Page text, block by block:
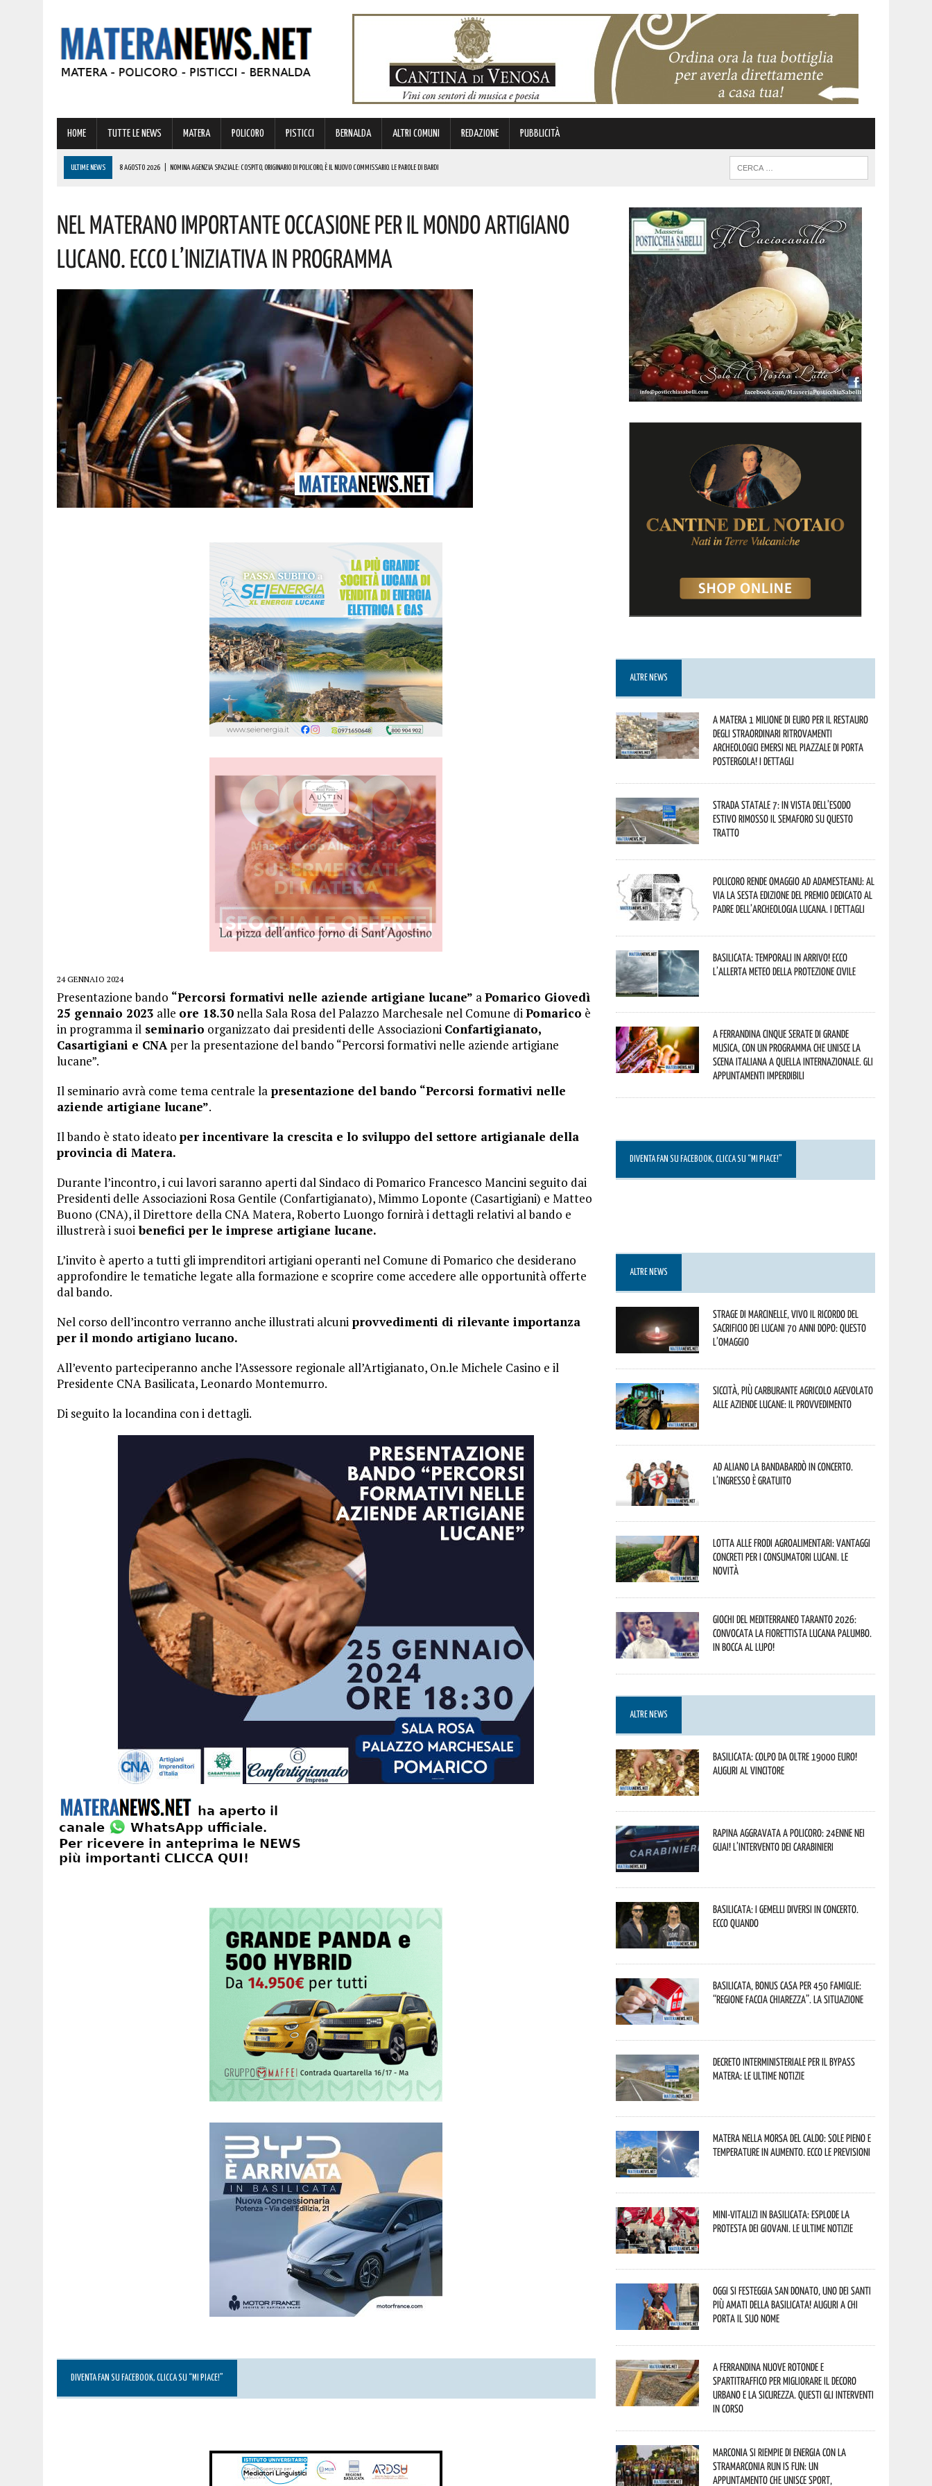
HOME TUTTE LE NEWS MATERA POLICORO PISTICCI BERNALDA ALTRI COMUNI REDAZIONE PUBBLICITÀ
ULTIME NEWS 8 AGOSTO 2026 NOMINA AGENZIA SPAZIALE: COSPITO, ORIGINARIO DI POLICORO, È IL NUOVO COMMISSARIO. LE PAROLE DI BARDI
7 AGOSTO 2026 BENZINA ANNACQUATA E GASOLIO SPORCO, UN IMPIANTO SU CINQUE NON È IN REGOLA: “IL PROBLEMA RIGUARDA L’INTERO TERRITORIO NAZIONALE”! I DETTAGLI
8 AGOSTO 2026 BASILICATA: CLEMENTINO PRONTO A PORTARE SUL PALCO L’ENERGIA DI “GRANDE ANIMA”. IL CONCERTO AD INGRESSO GRATUITO
Nel Materano Importante Occasione Per Il Mondo Artigiano
Lucano. Ecco L’iniziativa In Programma
24 GENNAIO 2024
Presentazione bando “Percorsi formativi nelle aziende artigiane lucane” aPomarico Giovedì
25 gennaio 2023 alle ore 18.30 nella Sala Rosa del Palazzo Marchesale nel Comune diPomarico è
in programma il seminario organizzato dai presidenti delle Associazioni Confartigianato,
Casartigiani e CNAper la presentazione del bando “Percorsi formativi nelle aziende artigiane
lucane”.
Il seminario avrà come tema centrale la presentazione del bando “Percorsi formativi nelle
aziende artigiane lucane”.
Il bando è stato ideato per incentivare la crescita e lo sviluppo del settore artigianale della
provincia di Matera.
Durante l’incontro, i cui lavori saranno aperti dal Sindaco di Pomarico Francesco Mancini seguito dai
Presidenti delle Associazioni Rosa Gentile (Confartigianato), Mimmo Loponte (Casartigiani) e Matteo
Buono (CNA), il Direttore della CNA Matera, Roberto Luongo fornirà i dettagli relativi al bando e
illustrerà i suoibenefici per le imprese artigiane lucane.
L’invito è aperto a tutti gli imprenditori artigiani operanti nel Comune di Pomarico che desiderano
approfondire le tematiche legate alla formazione e scoprire come accedere alle opportunità offerte
dal bando.
Nel corso dell’incontro verranno anche illustrati alcuni provvedimenti di rilevante importanza
per il mondo artigiano lucano.
All’evento parteciperanno anche l’Assessore regionale all’Artigianato, On.le Michele Casino e il
Presidente CNA Basilicata, Leonardo Montemurro.
Di seguito la locandina con i dettagli.
DIVENTA FAN SU FACEBOOK, CLICCA SU “MI PIACE!”
ALTRE NEWS
A Matera 1 milione di euro per il restauro
degli straordinari ritrovamenti
archeologici emersi nel piazzale di Porta
Postergola! I dettagli
Strada statale 7: in vista dell’esodo
estivo rimosso il semaforo su questo
tratto
Policoro rende omaggio ad Adamesteanu: al
via la sesta edizione del Premio dedicato al
padre dell’archeologia lucana. I dettagli
Basilicata: temporali in arrivo! Ecco
l’allerta meteo della Protezione civile
A Ferrandina cinque serate di grande
musica, con un programma che unisce la
scena italiana a quella internazionale. Gli
appuntamenti imperdibili
DIVENTA FAN SU FACEBOOK, CLICCA SU “MI PIACE!”
ALTRE NEWS
Strage di Marcinelle, vivo il ricordo del
sacrificio dei lucani 70 anni dopo: questo
l’omaggio
Siccità, più carburante agricolo agevolato
alle aziende lucane: il provvedimento
Ad Aliano la Bandabardò in concerto.
L’ingresso è gratuito
Lotta alle frodi agroalimentari: vantaggi
concreti per i consumatori lucani. Le
novità
Giochi del Mediterraneo Taranto 2026:
convocata la fiorettista lucana Palumbo.
In bocca al lupo!
ALTRE NEWS
Basilicata: colpo da oltre 19000 Euro!
Auguri al vincitore
Rapina aggravata a Policoro: 24enne nei
guai! L’intervento dei Carabinieri
Basilicata: i Gemelli DiVersi in concerto.
Ecco quando
Basilicata, Bonus casa per 450 famiglie:
“Regione faccia chiarezza”. La situazione
Decreto interministeriale per il Bypass
Matera: le ultime notizie
Matera nella morsa del caldo: sole pieno e
temperature in aumento. Ecco le previsioni
Mini-vitalizi in Basilicata: esplode la
protesta dei giovani. Le ultime notizie
Oggi si festeggia San Donato, uno dei Santi
più amati della Basilicata! Auguri a chi
porta il suo nome
A Ferrandina nuove rotonde e
spartitraffico per migliorare il decoro
urbano e la sicurezza. Questi gli interventi
in corso
Marconia si riempie di energia con la
StraMarconia Run is Fun: un
appuntamento che unisce sport,